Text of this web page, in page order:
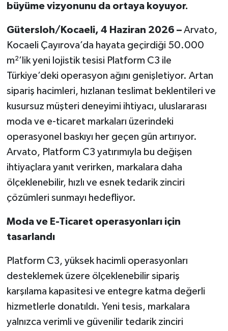
büyüme vizyonunu da ortaya koyuyor.
Gütersloh/Kocaeli, 4 Haziran 2026 –Arvato,
Kocaeli Çayırova’da hayata geçirdiği 50.000
m²’lik yeni lojistik tesisi Platform C3 ile
Türkiye’deki operasyon ağını genişletiyor. Artan
sipariş hacimleri, hızlanan teslimat beklentileri ve
kusursuz müşteri deneyimi ihtiyacı, uluslararası
moda ve e-ticaret markaları üzerindeki
operasyonel baskıyı her geçen gün artırıyor.
Arvato, Platform C3 yatırımıyla bu değişen
ihtiyaçlara yanıt verirken, markalara daha
ölçeklenebilir, hızlı ve esnek tedarik zinciri
çözümleri sunmayı hedefliyor.
Moda ve E-Ticaret operasyonları için
tasarlandı
Platform C3, yüksek hacimli operasyonları
desteklemek üzere ölçeklenebilir sipariş
karşılama kapasitesi ve entegre katma değerli
hizmetlerle donatıldı. Yeni tesis, markalara
yalnızca verimli ve güvenilir tedarik zinciri